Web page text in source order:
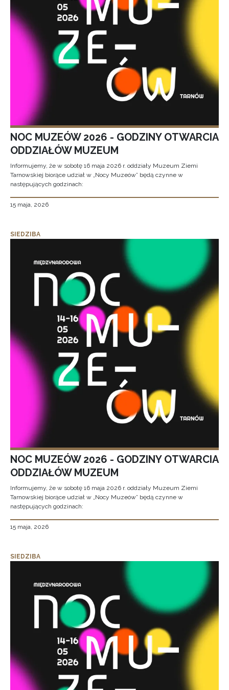
NOC MUZEÓW 2026 - GODZINY OTWARCIA
ODDZIAŁÓW MUZEUM
Informujemy, że w sobotę 16 maja 2026 r. oddziały Muzeum Ziemi
Tarnowskiej biorące udział w „Nocy Muzeów” będą czynne w
następujących godzinach:
15 maja, 2026
SIEDZIBA
NOC MUZEÓW 2026 - GODZINY OTWARCIA
ODDZIAŁÓW MUZEUM
Informujemy, że w sobotę 16 maja 2026 r. oddziały Muzeum Ziemi
Tarnowskiej biorące udział w „Nocy Muzeów” będą czynne w
następujących godzinach:
15 maja, 2026
SIEDZIBA